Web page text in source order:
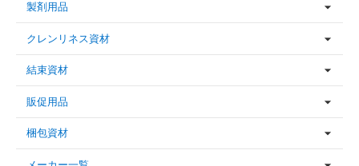
製剤用品
クレンリネス資材
結束資材
販促用品
梱包資材